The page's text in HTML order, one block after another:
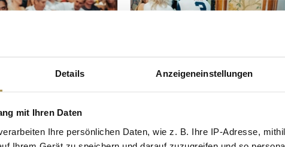
Details Anzeigeneinstellungen
mit Ihren Daten
Ihre persönlichen Daten, wie z. B. Ihre IP-Adresse,